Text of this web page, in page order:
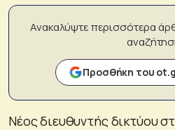
Ανακαλύψτε περισσότερα
Προσθήκη του
Νέος διευθυντής δικτύου